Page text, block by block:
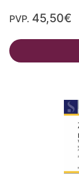
PVP. 45,50€